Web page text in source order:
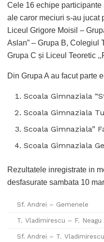
Cele 16 echipe participante
ale caror meciuri s-au jucat
Liceul Grigore Moisil –
Aslan” – Grupa B, Colegiul
Grupa C și Liceul Teoretic
Din Grupa A au facut parte
Scoala Gimnaziala
Scoala Gimnaziala
Scoala Gimnaziala”
Scoala Gimnaziala
Rezultatele inregistrate in
desfasurate sambata 10
Sf. Andrei – Gemenele
T. Vladimirescu – F. Neagu
Sf. Andrei – T.